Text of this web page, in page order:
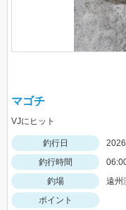
マゴチ
VJにヒット
釣行日
釣行時間
釣場
遠州
ポイント